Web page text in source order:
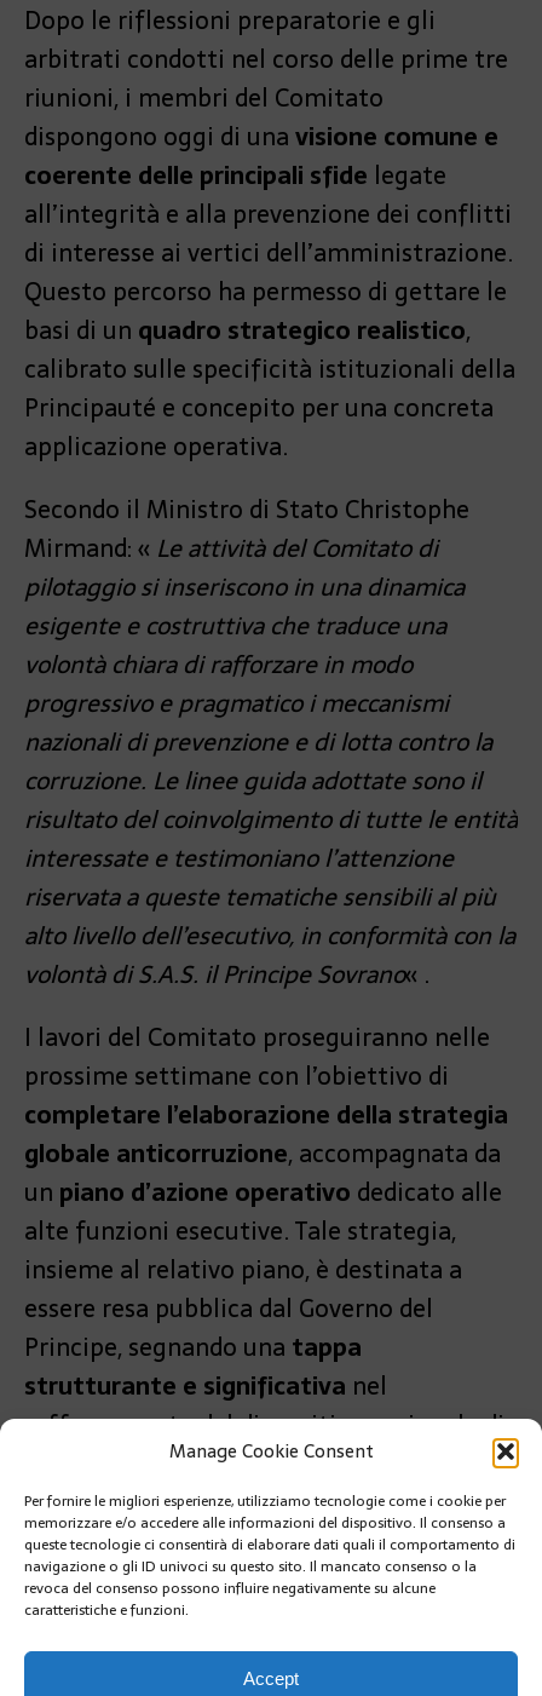
Manage Cookie Consent
Per fornire le migliori esperienze, utilizziamo tecnologie come i cookie per
memorizzare e/o accedere alle informazioni del dispositivo. Il consenso a
queste tecnologie ci consentirà di elaborare dati quali il comportamento di
navigazione o gli ID univoci su questo sito. Il mancato consenso o la
revoca del consenso possono influire negativamente su alcune
caratteristiche e funzioni.
Accept
Dopo le riflessioni preparatorie e gli
arbitrati condotti nel corso delle prime tre
riunioni, i membri del Comitato
dispongono oggi di unavisione comune e
coerente delle principali sfide legate
all’integrità e alla prevenzione dei conflitti
di interesse ai vertici dell’amministrazione.
Questo percorso ha permesso di gettare le
basi di un quadro strategico realistico,
calibrato sulle specificità istituzionali della
Principauté e concepito per una concreta
applicazione operativa.
Secondo il Ministro di Stato Christophe
Mirmand: « Le attività del Comitato di
pilotaggio si inseriscono in una dinamica
esigente e costruttiva che traduce una
volontà chiara di rafforzare in modo
progressivo e pragmatico i meccanismi
nazionali di prevenzione e di lotta contro la
corruzione. Le linee guida adottate sono il
risultato del coinvolgimento di tutte le entità
interessate e testimoniano l’attenzione
riservata a queste tematiche sensibili al più
alto livello dell’esecutivo, in conformità con la
volontà di S.A.S. il Principe Sovrano« .
I lavori del Comitato proseguiranno nelle
prossime settimane con l’obiettivo di
completare l’elaborazione della strategia
globale anticorruzione, accompagnata da
un piano d’azione operativo dedicato alle
alte funzioni esecutive. Tale strategia,
insieme al relativo piano, è destinata a
essere resa pubblica dal Governo del
Principe, segnando una tappa
strutturante e significativa nel
rafforzamento del dispositivo nazionale di
contrasto alla corruzione.
PRÉCÉDENT
ARNAUD ALESSANDRIA A CORTINA 2026 PER
MONACO
IL PRINCIPATO DI MONACO HA CELEBRATO SANTA